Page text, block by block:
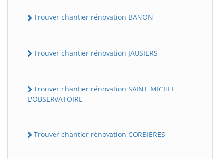
Trouver chantier rénovation BANON
Trouver chantier rénovation JAUSIERS
Trouver chantier rénovation SAINT-MICHEL-
L'OBSERVATOIRE
Trouver chantier rénovation CORBIERES